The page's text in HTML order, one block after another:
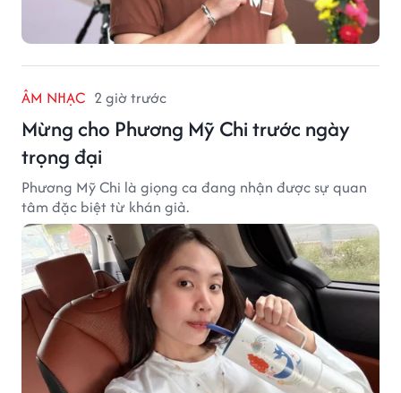
ÂM NHẠC 2 giờ trước
Mừng cho Phương Mỹ Chi trước ngày
trọng đại
Phương Mỹ Chi là giọng ca đang nhận được sự quan
tâm đặc biệt từ khán giả.